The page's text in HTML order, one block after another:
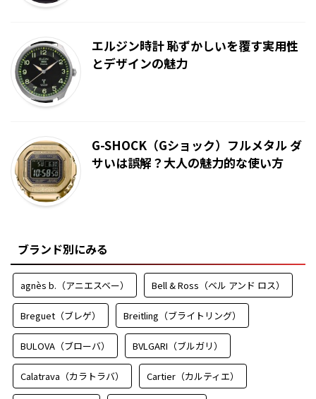
エルジン時計 恥ずかしいを覆す実用性
とデザインの魅力
G-SHOCK（Gショック）フルメタル ダ
サいは誤解？大人の魅力的な使い方
ブランド別にみる
agnès b.（アニエスベー） Bell & Ross（ベル アンド ロス）
Breguet（ブレゲ） Breitling（ブライトリング）
BULOVA（ブローバ） BVLGARI（ブルガリ）
Calatrava（カラトラバ） Cartier（カルティエ）